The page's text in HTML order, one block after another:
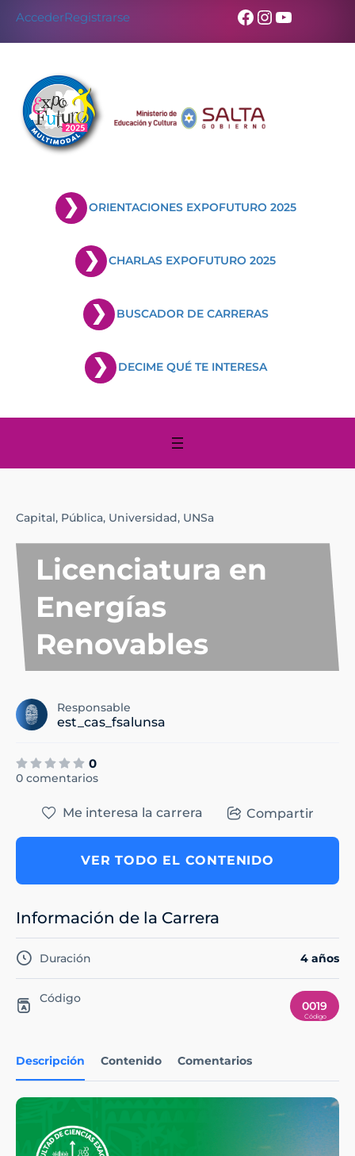
AccederRegistrarse Facebook
Instagram
YouTube
ORIENTACIONES EXPOFUTURO 2025
CHARLAS EXPOFUTURO 2025
BUSCADOR DE CARRERAS
DECIME QUÉ TE INTERESA
Capital, Pública, Universidad, UNSa
Licenciatura en
Energías
Renovables
Responsable
est_cas_fsalunsa
0
0 comentarios
Descripción Contenido Comentarios
Me interesa la carrera Compartir
VER TODO EL CONTENIDO
Información de la Carrera
Duración 4 años
Código
0019